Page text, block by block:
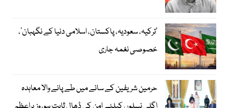
‘ترکیہ، سعودیہ، پاکستان، اسلامی دنیا کے نگہبان’،
خصوصی نغمہ جاری
حرمین شریفین کے سائے میں طے پانے والا معاہدہ